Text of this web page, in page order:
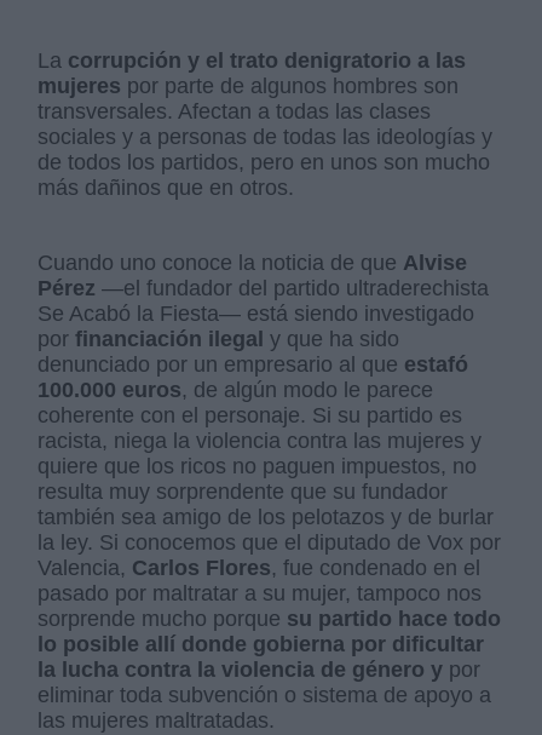
La corrupción y el trato denigratorio a las
mujeres por parte de algunos hombres son
transversales. Afectan a todas las clases
sociales y a personas de todas las ideologías y
de todos los partidos, pero en unos son mucho
más dañinos que en otros.
Cuando uno conoce la noticia de que Alvise
Pérez —el fundador del partido ultraderechista
Se Acabó la Fiesta— está siendo investigado
porfinanciación ilegal y que ha sido
denunciado por un empresario al que estafó
100.000 euros, de algún modo le parece
coherente con el personaje. Si su partido es
racista, niega la violencia contra las mujeres y
quiere que los ricos no paguen impuestos, no
resulta muy sorprendente que su fundador
también sea amigo de los pelotazos y de burlar
la ley. Si conocemos que el diputado de Vox por
Valencia, Carlos Flores, fue condenado en el
pasado por maltratar a su mujer, tampoco nos
sorprende mucho porque su partido hace todo
lo posible allí donde gobierna por dificultar
la lucha contra la violencia de género y por
eliminar toda subvención o sistema de apoyo a
las mujeres maltratadas.